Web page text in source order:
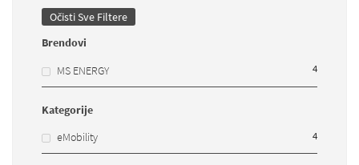
Očisti Sve Filtere
Brendovi
MS ENERGY
4
Kategorije
eMobility
4